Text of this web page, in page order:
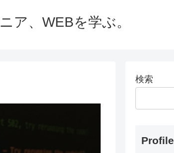
ア、WEBを学ぶ。
検索
Profile